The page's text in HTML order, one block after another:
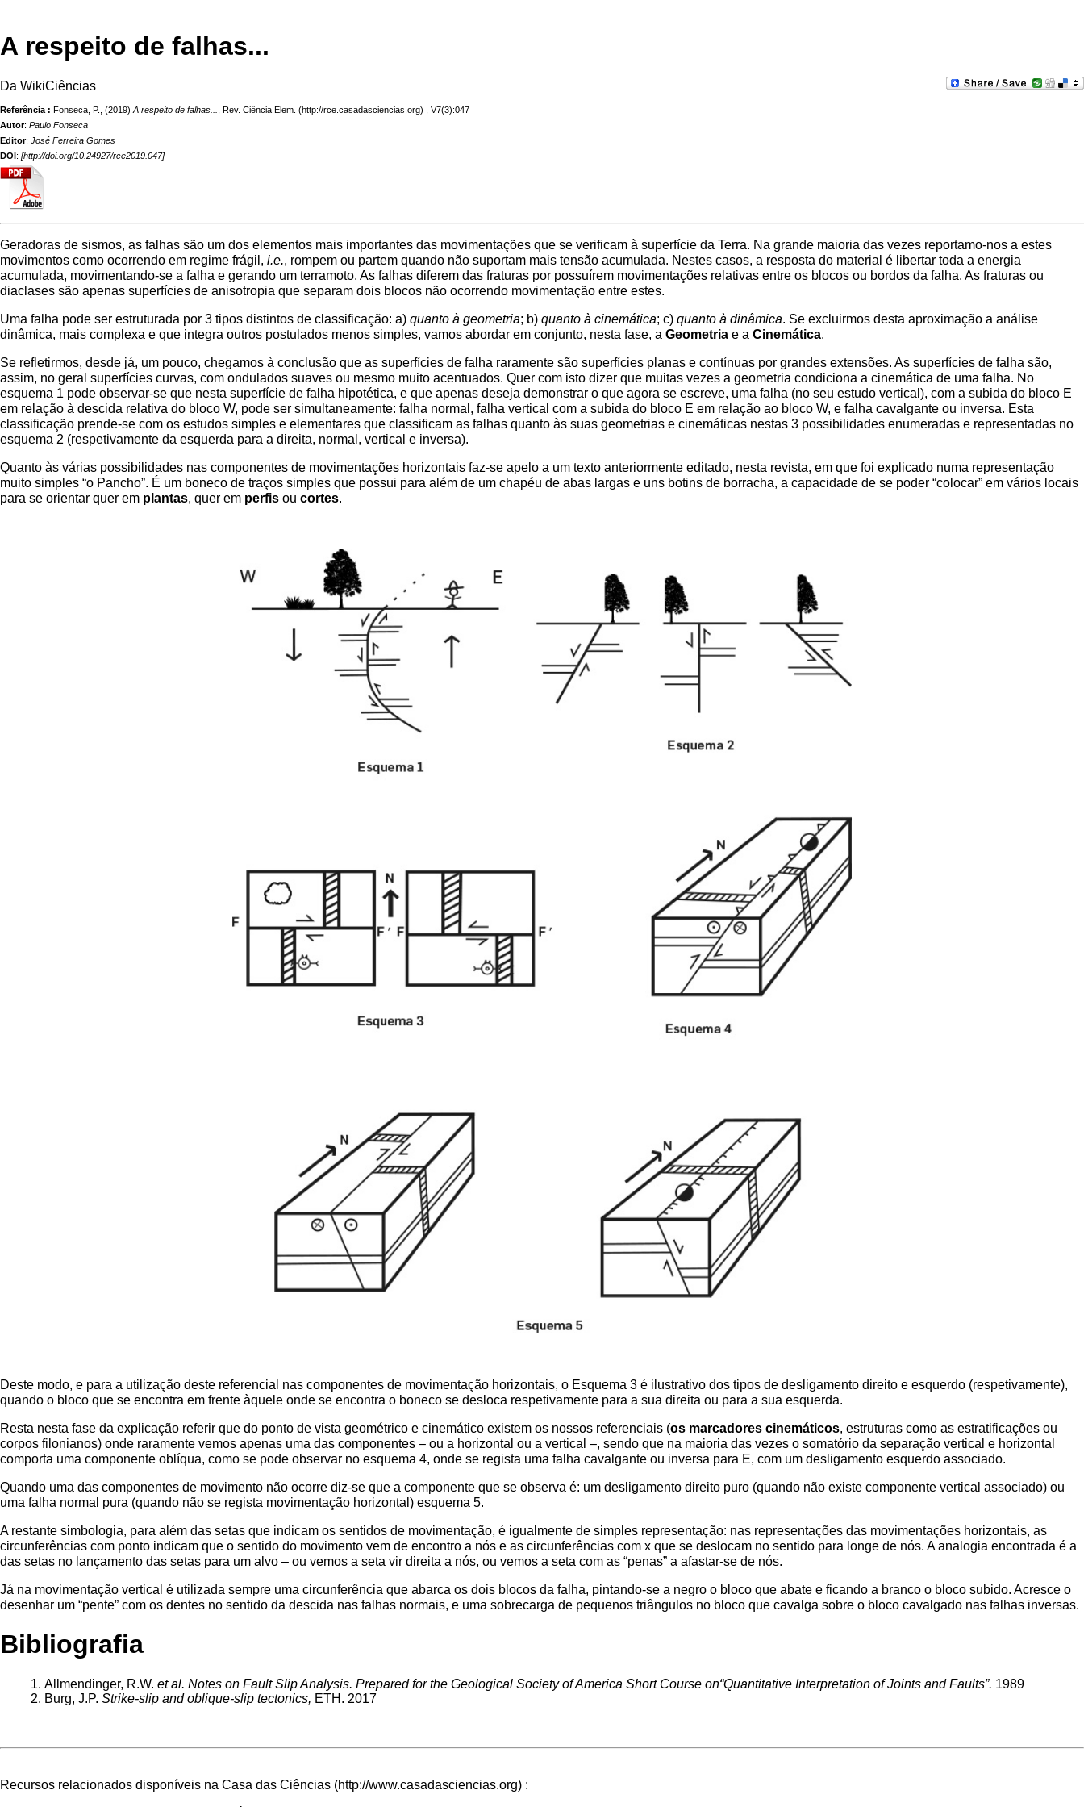
A respeito de falhas...
Da WikiCiências
Referência : Fonseca, P., (2019) A respeito de falhas... Rev. Ciência Elem.
, V7(3):047
Autor: Paulo Fonseca
Editor: José Ferreira Gomes
DOI: [http://doi.org/10.24927/rce2019.047]
Geradoras de sismos, as falhas são um dos elementos mais importantes das movimentações que se verificam à superfície da Terra. Na grande maioria das vezes reportamo-nos a estes
movimentos como ocorrendo em regime frágil, i.e., rompem ou partem quando não suportam mais tensão acumulada. Nestes casos, a resposta do material é libertar toda a energia
acumulada, movimentando-se a falha e gerando um terramoto. As falhas diferem das fraturas por possuírem movimentações relativas entre os blocos ou bordos da falha. As fraturas ou
diaclases são apenas superfícies de anisotropia que separam dois blocos não ocorrendo movimentação entre estes.
Uma falha pode ser estruturada por 3 tipos distintos de classificação: a) quanto à geometria; b) quanto à cinemática; c) quanto à dinâmica. Se excluirmos desta aproximação a análise
dinâmica, mais complexa e que integra outros postulados menos simples, vamos abordar em conjunto, nesta fase, a Geometria e a Cinemática.
Se refletirmos, desde já, um pouco, chegamos à conclusão que as superfícies de falha raramente são superfícies planas e contínuas por grandes extensões. As superfícies de falha são,
assim, no geral superfícies curvas, com ondulados suaves ou mesmo muito acentuados. Quer com isto dizer que muitas vezes a geometria condiciona a cinemática de uma falha. No
esquema 1 pode observar-se que nesta superfície de falha hipotética, e que apenas deseja demonstrar o que agora se escreve, uma falha (no seu estudo vertical), com a subida do bloco E
em relação à descida relativa do bloco W, pode ser simultaneamente: falha normal, falha vertical com a subida do bloco E em relação ao bloco W, e falha cavalgante ou inversa. Esta
classificação prende-se com os estudos simples e elementares que classificam as falhas quanto às suas geometrias e cinemáticas nestas 3 possibilidades enumeradas e representadas no
esquema 2 (respetivamente da esquerda para a direita, normal, vertical e inversa).
Quanto às várias possibilidades nas componentes de movimentações horizontais faz-se apelo a um texto anteriormente editado, nesta revista, em que foi explicado numa representação
muito simples “o Pancho”. É um boneco de traços simples que possui para além de um chapéu de abas largas e uns botins de borracha, a capacidade de se poder “colocar” em vários locais
para se orientar quer em plantas, quer em perfis ou cortes.
Deste modo, e para a utilização deste referencial nas componentes de movimentação horizontais, o Esquema 3 é ilustrativo dos tipos de desligamento direito e esquerdo (respetivamente),
quando o bloco que se encontra em frente àquele onde se encontra o boneco se desloca respetivamente para a sua direita ou para a sua esquerda.
Resta nesta fase da explicação referir que do ponto de vista geométrico e cinemático existem os nossos referenciais (os marcadores cinemáticos, estruturas como as estratificações ou
corpos filonianos) onde raramente vemos apenas uma das componentes – ou a horizontal ou a vertical –, sendo que na maioria das vezes o somatório da separação vertical e horizontal
comporta uma componente oblíqua, como se pode observar no esquema 4, onde se regista uma falha cavalgante ou inversa para E, com um desligamento esquerdo associado.
Quando uma das componentes de movimento não ocorre diz-se que a componente que se observa é: um desligamento direito puro (quando não existe componente vertical associado) ou
uma falha normal pura (quando não se regista movimentação horizontal) esquema 5.
A restante simbologia, para além das setas que indicam os sentidos de movimentação, é igualmente de simples representação: nas representações das movimentações horizontais, as
circunferências com ponto indicam que o sentido do movimento vem de encontro a nós e as circunferências com x que se deslocam no sentido para longe de nós. A analogia encontrada é a
das setas no lançamento das setas para um alvo – ou vemos a seta vir direita a nós, ou vemos a seta com as “penas” a afastar-se de nós.
Já na movimentação vertical é utilizada sempre uma circunferência que abarca os dois blocos da falha, pintando-se a negro o bloco que abate e ficando a branco o bloco subido. Acresce o
desenhar um “pente” com os dentes no sentido da descida nas falhas normais, e uma sobrecarga de pequenos triângulos no bloco que cavalga sobre o bloco cavalgado nas falhas inversas.
Bibliografia
Allmendinger, R.W. et al. Notes on Fault Slip Analysis. Prepared for the Geological Society of America Short Course on“Quantitative Interpretation of Joints and Faults”. 1989
Burg, J.P. Strike-slip and oblique-slip tectonics, ETH. 2017
Recursos relacionados disponíveis na Casa das Ciências
: